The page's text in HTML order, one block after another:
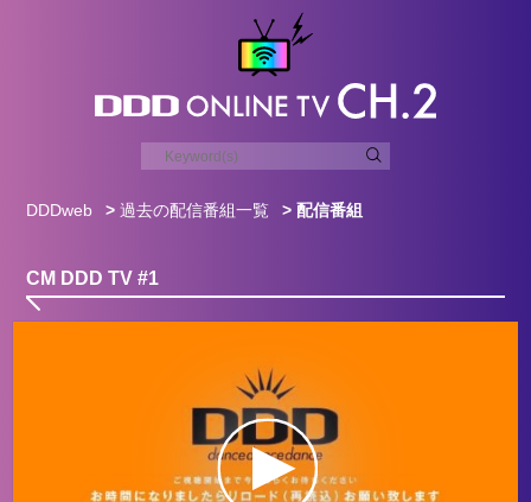
DDDweb >過去の配信番組一覧 > 配信番組
CM DDD TV #1